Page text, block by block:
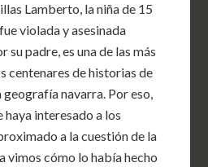
Lamberto, la niña de 15
violada y asesinada
padre, es una de las más
centenares de historias de
navarra. Por eso,
haya interesado a los
a la cuestión de la
vimos cómo lo había hecho